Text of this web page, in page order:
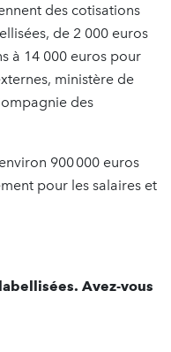
des cotisations
de 2 000 euros
à 14 000 euros pour
ministère de
des
900 000 euros
pour les salaires et
Avez-vous